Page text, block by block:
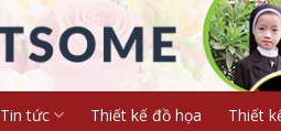
Tin tức Thiết kế đồ họa Thiết